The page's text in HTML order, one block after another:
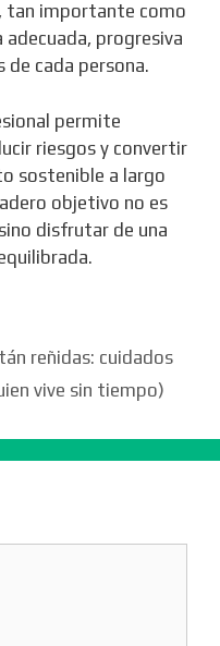
tan importante como
progresiva
de cada persona.
permite
riesgos y convertir
sostenible a largo
objetivo no es
disfrutar de una
reñidas: cuidados
vive sin tiempo)